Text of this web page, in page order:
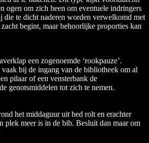
ogen om zich heen om eventuele indringers
die te dicht naderen worden verwelkomd met
begint, maar behoorlijke proporties kan
een zogenoemde ‘rookpauze’.
vaak bij de ingang van de bibliotheek om al
pilaar of een vensterbank de
genotsmiddelen tot zich te nemen.
het middaguur uit bed rolt en erachter
plek meer is in de bib. Besluit dan maar om